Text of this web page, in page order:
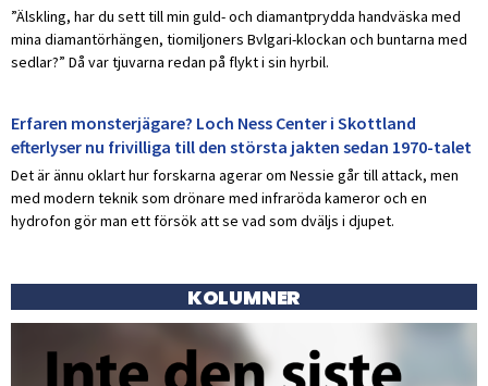
”Älskling, har du sett till min guld- och diamantprydda handväska med
mina diamantörhängen, tiomiljoners Bvlgari-klockan och buntarna med
sedlar?” Då var tjuvarna redan på flykt i sin hyrbil.
Erfaren monsterjägare? Loch Ness Center i Skottland
efterlyser nu frivilliga till den största jakten sedan 1970-talet
Det är ännu oklart hur forskarna agerar om Nessie går till attack, men
med modern teknik som drönare med infraröda kameror och en
hydrofon gör man ett försök att se vad som dväljs i djupet.
KOLUMNER